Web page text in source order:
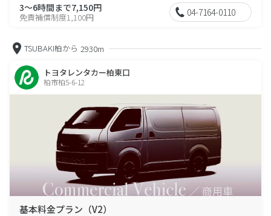
3～6時間まで7,150円
免責補償制度1,100円 04-7164-0110
TSUBAKI柏から 2930m
トヨタレンタカー柏東口
柏市柏5-6-12
基本料金プラン（V2）